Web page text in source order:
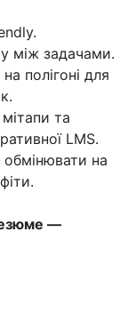
між задачами.
полігоні для
та
LMS.
на
—